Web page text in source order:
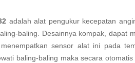
adalah alat pengukur kecepatan
baling. Desainnya kompak, dapat
sensor alat ini pada
baling-baling maka secara